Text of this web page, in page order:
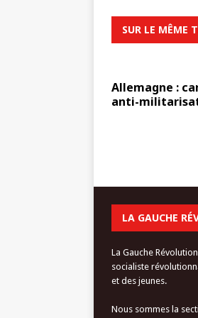
SUR LE MÊME
Allemagne :
anti-
LA GAUCHE
La Gauche
socialiste
et des jeunes.
Nous sommes la